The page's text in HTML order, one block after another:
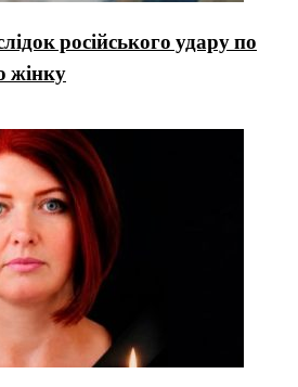
російського удару по
жінку